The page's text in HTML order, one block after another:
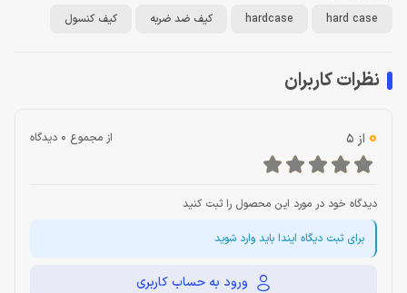
hard case
hardcase کیف ضد ضربه کیف کنسول
نظرات کاربران
0 از 5 از مجموع 0 دیدگاه
دیدگاه خود در مورد این محصول را ثبت کنید
برای ثبت دیگاه ایندا باید وارد شوید
ورود به حساب کاربری